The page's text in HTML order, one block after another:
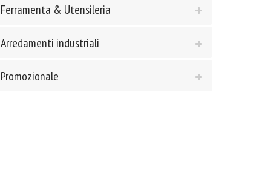
Ferramenta & Utensileria
Arredamenti industriali
Promozionale